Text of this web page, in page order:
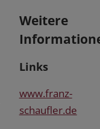
Weitere
Links
www.franz-
schaufler.de